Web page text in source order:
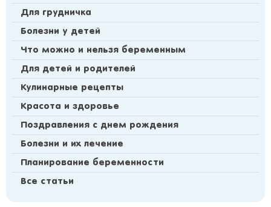
Для грудничка
Болезни у детей
Что можно и нельзя беременным
Для детей и родителей
Кулинарные рецепты
Красота и здоровье
Поздравления с днем рождения
Болезни и их лечение
Планирование беременности
Все статьи